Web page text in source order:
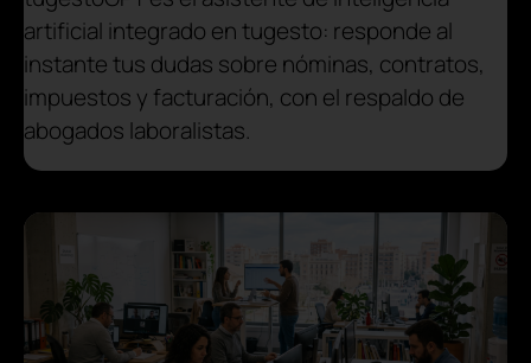
artificial integrado en tugesto: responde al
instante tus dudas sobre nóminas, contratos,
impuestos y facturación, con el respaldo de
abogados laboralistas.